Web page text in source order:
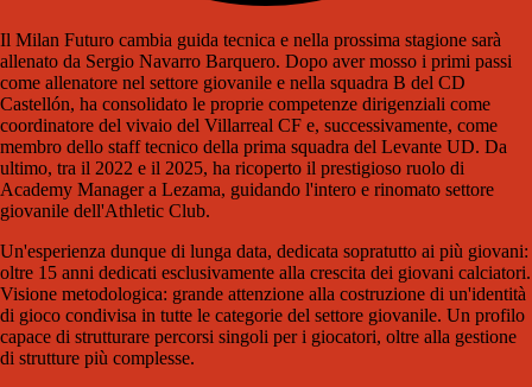
Il Milan Futuro cambia guida tecnica e nella prossima stagione sarà
allenato da Sergio Navarro Barquero. Dopo aver mosso i primi passi
come allenatore nel settore giovanile e nella squadra B del CD
Castellón, ha consolidato le proprie competenze dirigenziali come
coordinatore del vivaio del Villarreal CF e, successivamente, come
membro dello staff tecnico della prima squadra del Levante UD. Da
ultimo, tra il 2022 e il 2025, ha ricoperto il prestigioso ruolo di
Academy Manager a Lezama, guidando l'intero e rinomato settore
giovanile dell'Athletic Club.
Un'esperienza dunque di lunga data, dedicata sopratutto ai più giovani:
oltre 15 anni dedicati esclusivamente alla crescita dei giovani calciatori.
Visione metodologica: grande attenzione alla costruzione di un'identità
di gioco condivisa in tutte le categorie del settore giovanile. Un profilo
capace di strutturare percorsi singoli per i giocatori, oltre alla gestione
di strutture più complesse.